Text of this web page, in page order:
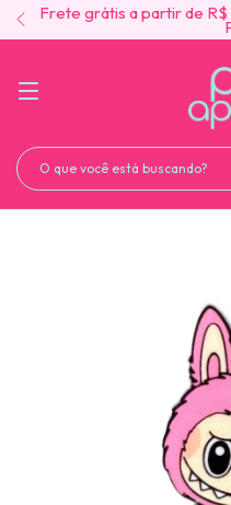
Frete grátis a partir de